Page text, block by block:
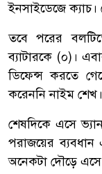
ইনসাইডেজে ক্যাচ।
তবে পরের
ব্যাটারকে (০)।
ডিফেন্স করতে
করেননি নাইম শেখ।
শেষদিকে এসে
পরাজয়ের
অনেকটা দৌড়ে এসে